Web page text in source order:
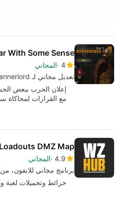
With Some Sense
4 المجاني
تعديل مجاني لـ Mount &amp; Blade II: Bannerlord، من قبل jtlane16.
إعلان الحرب ببعض
مع القرارات لمحاكاة
DMZ Map
4.9 المجاني
برنامج مجاني للايفون، من
خرائط وتحميلات لعبة وارزون 2 في منطقة عازلة هي لعبة مجانية للآيفون،